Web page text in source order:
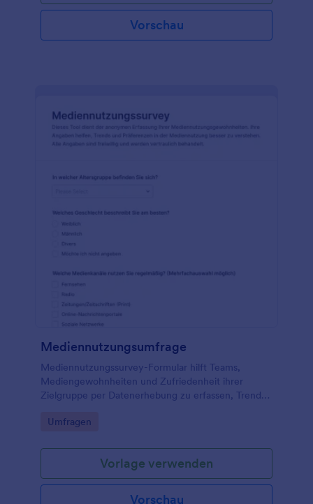
Vorschau
Mediennutzungsumfrage
Mediennutzungssurvey-Formular hilft Teams,
Mediengewohnheiten und Zufriedenheit ihrer
Zielgruppe per Datenerhebung zu erfassen, Trends
Kommunikationsmaßnahmen gezielt zu verbessern.
Go to Category:
Umfragen
Vorlage verwenden
Vorschau